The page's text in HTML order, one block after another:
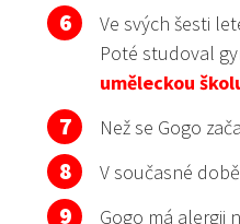
Ve svých šesti
Poté studoval
uměleckou
Než se Gogo
V současné době
Gogo má alergii